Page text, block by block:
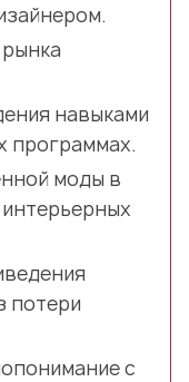
навыками
программах.
моды в
потери
с